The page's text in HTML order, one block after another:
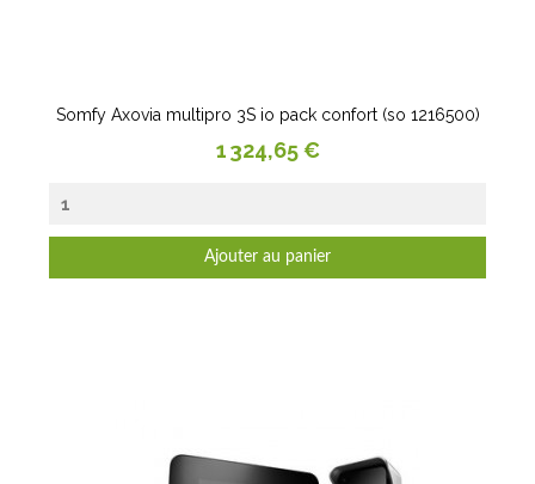
Somfy Axovia multipro 3S io pack confort (so 1216500)
Prix
1 324,65 €
Ajouter au panier